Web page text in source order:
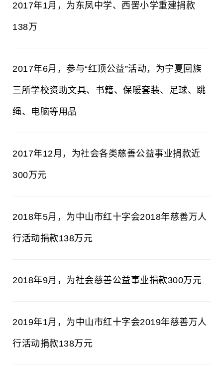
2017年1月，为东凤中学、西罟小学重建捐款
138万
2017年6月，参与“红顶公益”活动，为宁夏回族
三所学校资助文具、书籍、保暖套装、足球、跳
绳、电脑等用品
2017年12月，为社会各类慈善公益事业捐款近
300万元
2018年5月，为中山市红十字会2018年慈善万人
行活动捐款138万元
2018年9月，为社会慈善公益事业捐款300万元
2019年1月，为中山市红十字会2019年慈善万人
行活动捐款138万元